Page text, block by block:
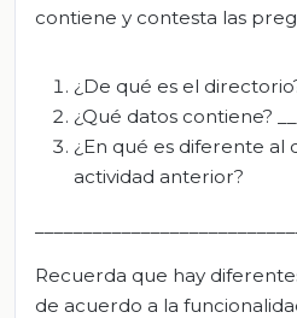
contiene y contesta las
¿De qué es el directorio?
¿Qué datos contiene?
¿En qué es diferente al
actividad anterior?
Recuerda que hay
de acuerdo a la